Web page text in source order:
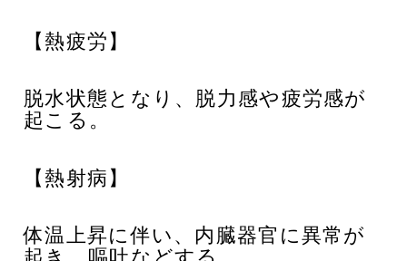
【熱疲労】
脱水状態となり、脱力感や疲労感が
起こる。
【熱射病】
体温上昇に伴い、内臓器官に異常が